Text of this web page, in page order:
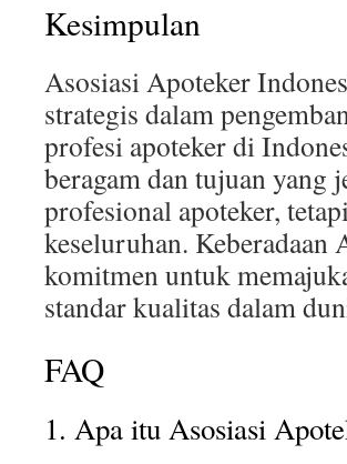
Kesimpulan
Asosiasi Apoteker
strategis dalam
profesi apoteker di
beragam dan tujuan yang
profesional apoteker,
keseluruhan.
komitmen untuk
standar kualitas dalam
FAQ
1. Apa itu Asosiasi